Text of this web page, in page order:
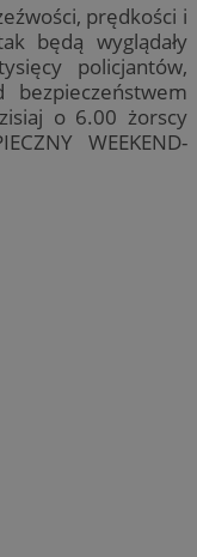
prędkości i
będą wyglądały
policjantów,
o 6.00 żorscy
WEEKEND-